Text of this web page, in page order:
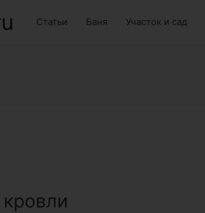
Статьи Баня Участок и сад